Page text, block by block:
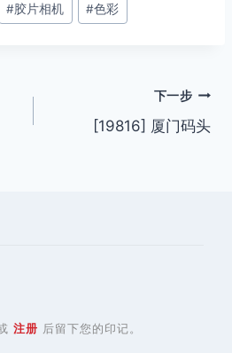
#胶片相机 #色彩
下一步
[19816] 厦门码头
注册 后留下您的印记。